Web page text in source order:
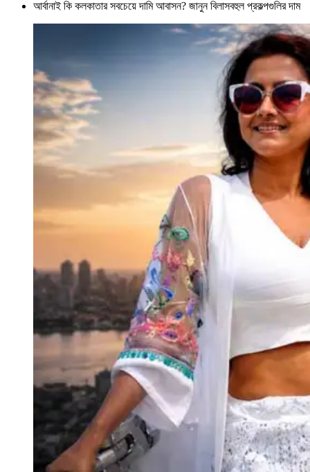
আর্বানাই কি কলকাতার সবচেয়ে দামি আবাসন? জানুন বিলাসবহুল প্রকল্পগুলির দাম